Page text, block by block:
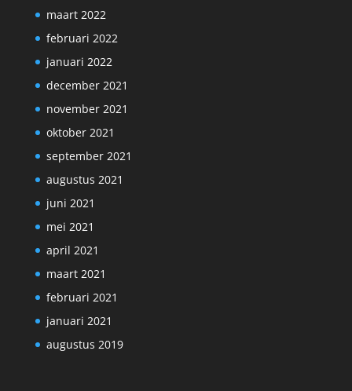
maart 2022
februari 2022
januari 2022
december 2021
november 2021
oktober 2021
september 2021
augustus 2021
juni 2021
mei 2021
april 2021
maart 2021
februari 2021
januari 2021
augustus 2019